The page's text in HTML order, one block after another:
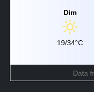
Dim
19/34°C
Data